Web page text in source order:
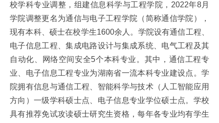
校学科专业调整，组建信息科学与工程学院，2022年8月
学院调整更名为通信与电子工程学院（简称通信学院），
现有本科、硕士在校学生1600余人。学院设有通信工程、
电子信息工程、集成电路设计与集成系统、电气工程及其
自动化、网络空间安全5个本科专业。其中，通信工程专
业、电子信息工程专业为湖南省一流本科专业建设点。学
院拥有信息与通信工程、智能科学与技术（人工智能应用
方向）一级学科硕士点、电子信息专业学位硕士点。学校
具有推荐免试攻读硕士研究生资格，每年各专业均有学生